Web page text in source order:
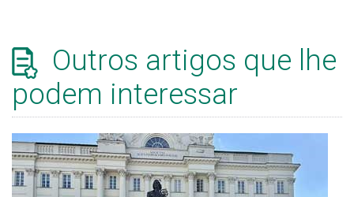
Outros artigos que lhe
podem interessar